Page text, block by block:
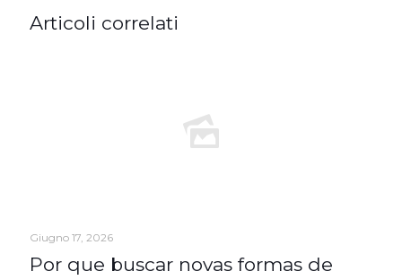
Articoli correlati
Giugno 17, 2026
Por que buscar novas formas de